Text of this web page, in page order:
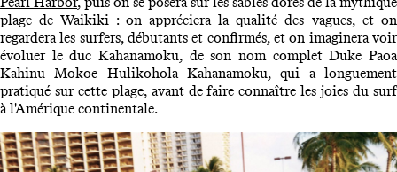
plage de Waikiki : on appréciera la qualité des vagues, et on
regardera les surfers, débutants et confirmés, et on imaginera voir
évoluer le duc Kahanamoku, de son nom complet Duke Paoa
Kahinu Mokoe Hulikohola Kahanamoku, qui a longuement
pratiqué sur cette plage, avant de faire connaître les joies du surf
à l'Amérique continentale.